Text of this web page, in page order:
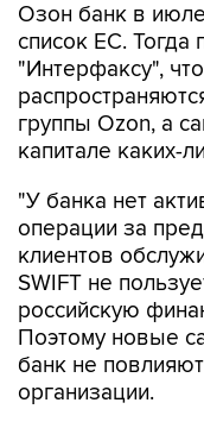
Озон банк в июле
список ЕС. Тогда
"Интерфаксу",
группы Ozon, а
капитале каких-
"У банка нет
операции за
клиентов
SWIFT не
российскую
Поэтому новые
банк не
организации.